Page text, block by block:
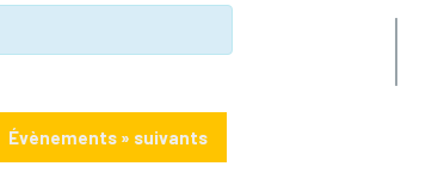
Évènements » suivants